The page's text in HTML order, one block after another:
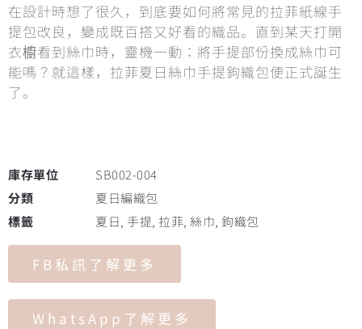
在設計時想了很久，到底要如何將常見的拉菲紙線手
提包改良，變成既百搭又好看的織品。直到某天打開
衣櫥看到絲巾時，靈機一動：將手提部份換成絲巾可
能嗎？就這樣，拉菲夏日絲巾手提鉤織包便正式誕生
了。
庫存單位
SB002-004
分類
夏日編織包
標籤
夏日, 手提, 拉菲, 絲巾, 鉤織包
FB私訊了解更多
WhatsApp了解更多